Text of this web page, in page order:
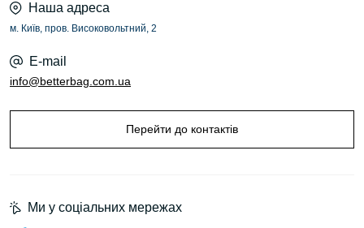
Наша адреса
м. Київ, пров. Високовольтний, 2
E-mail
info@betterbag.com.ua
Перейти до контактів
Ми у соціальних мережах